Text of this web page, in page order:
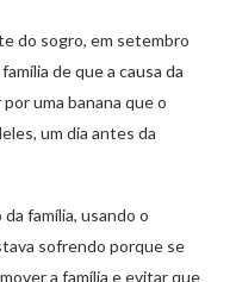
do sogro, em setembro
de que a causa da
uma banana que o
um dia antes da
família, usando o
sofrendo porque se
a família e evitar que